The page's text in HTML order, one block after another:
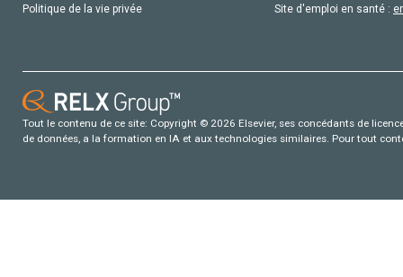
Politique de la vie privée
Site d'emploi en santé :
Tout le contenu de ce site: Copyright © 2026 Elsevier, ses concédants de
de données, a la formation en IA et aux technologies similaires. Pour tout